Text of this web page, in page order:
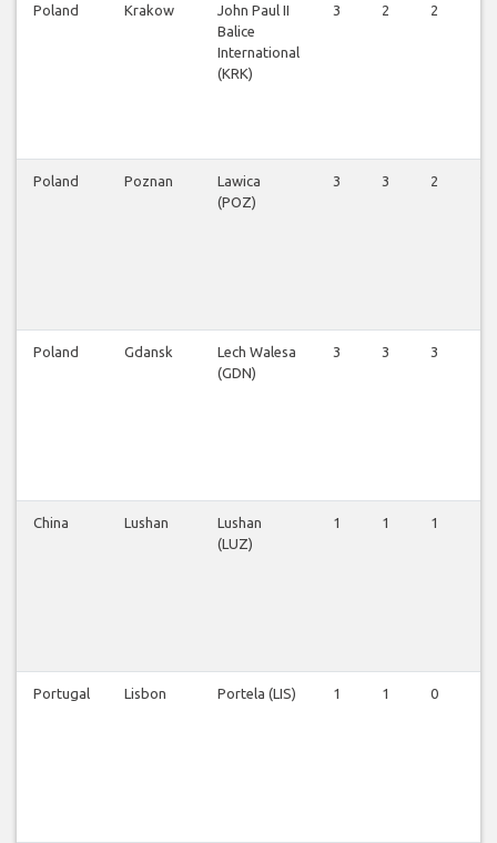
Poland Krakow
John Paul II
Balice
International
(KRK)
3 2 2
Poland Poznan
Lawica
(POZ)
3 3 2
Poland Gdansk
Lech Walesa
(GDN)
3 3 3
China Lushan
Lushan
(LUZ)
1 1 1
Portugal Lisbon Portela (LIS) 1 1 0